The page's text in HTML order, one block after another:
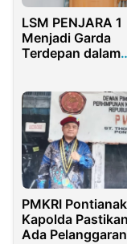
LSM PENJARA 1
Menjadi Garda
Terdepan dalam
PMKRI
Kapolda
Ada Pelanggaran